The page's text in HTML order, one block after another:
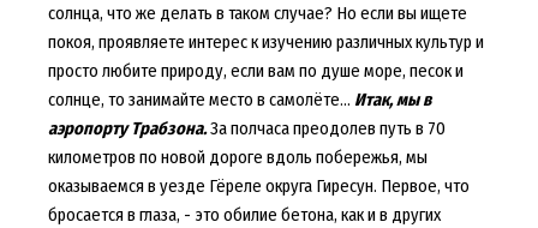
солнца, что же делать в таком случае? Но если вы ищете
покоя, проявляете интерес к изучению различных культур и
просто любите природу, если вам по душе море, песок и
солнце, то занимайте место в самолёте… Итак, мы в
аэропорту Трабзона.За полчаса преодолев путь в 70
километров по новой дороге вдоль побережья, мы
оказываемся в уезде Гёреле округа Гиресун. Первое, что
бросается в глаза, - это обилие бетона, как и в других